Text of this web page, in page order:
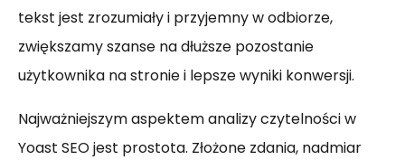
tekst jest zrozumiały i przyjemny w odbiorze,
zwiększamy szanse na dłuższe pozostanie
użytkownika na stronie i lepsze wyniki konwersji.
Najważniejszym aspektem analizy czytelności w
Yoast SEO jest prostota. Złożone zdania, nadmiar